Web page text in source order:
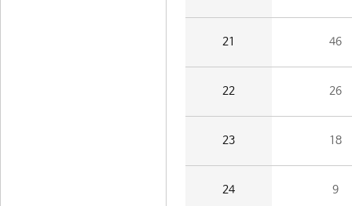
21 46
22 26
23 18
24 9